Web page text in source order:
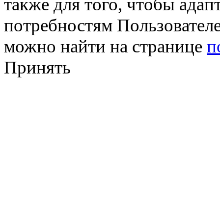
также для того, чтобы
потребностям
можно найти на странице
Принять